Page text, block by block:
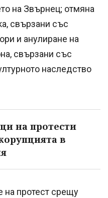
на Звърнец; отмяна
свързани със
и анулиране на
свързани със
наследство
на протести
в
на протест срещу